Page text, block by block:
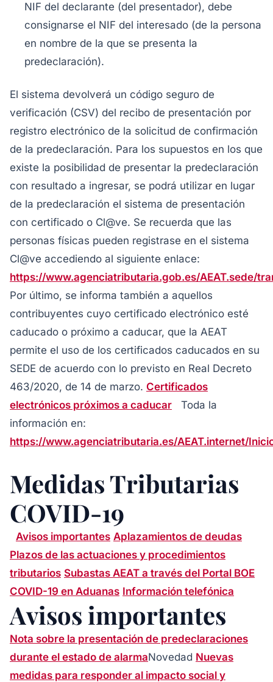
NIF del declarante (del presentador), debe
consignarse el NIF del interesado (de la persona
en nombre de la que se presenta la
predeclaración).
El sistema devolverá un código seguro de
verificación (CSV) del recibo de presentación por
registro electrónico de la solicitud de confirmación
de la predeclaración. Para los supuestos en los que
existe la posibilidad de presentar la predeclaración
con resultado a ingresar, se podrá utilizar en lugar
de la predeclaración el sistema de presentación
con certificado o Cl@ve. Se recuerda que las
personas físicas pueden registrase en el sistema
Cl@ve accediendo al siguiente enlace:
https://www.agenciatributaria.gob.es/AEAT.sede/
Por último, se informa también a aquellos
contribuyentes cuyo certificado electrónico esté
caducado o próximo a caducar, que la AEAT
permite el uso de los certificados caducados en su
SEDE de acuerdo con lo previsto en Real Decreto
463/2020, de 14 de marzo. Certificados
electrónicos próximos a caducar Toda la
información en:
https://www.agenciatributaria.es/AEAT.internet/
Medidas Tributarias
COVID-19
Avisos importantes Aplazamientos de deudas
Plazos de las actuaciones y procedimientos
tributarios Subastas AEAT a través del Portal BOE
COVID-19 en Aduanas Información telefónica
Avisos importantes
Nota sobre la presentación de predeclaraciones
durante el estado de alarmaNovedad Nuevas
medidas para responder al impacto social y